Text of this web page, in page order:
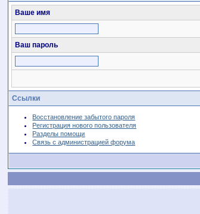
Ваше имя
Ваш пароль
Ссылки
Восстановление забытого пароля
Регистрация нового пользователя
Разделы помощи
Связь с администрацией форума